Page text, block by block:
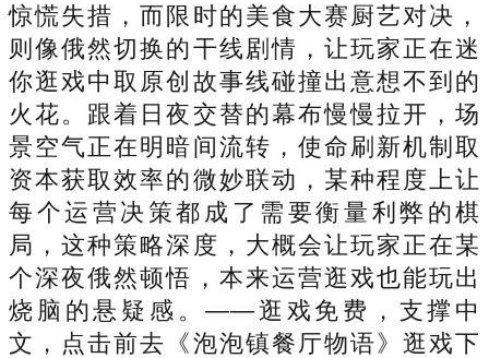
惊慌失措，而限时的美食大赛厨艺对决，
则像俄然切换的干线剧情，让玩家正在迷
你逛戏中取原创故事线碰撞出意想不到的
火花。跟着日夜交替的幕布慢慢拉开，场
景空气正在明暗间流转，使命刷新机制取
资本获取效率的微妙联动，某种程度上让
每个运营决策都成了需要衡量利弊的棋
局，这种策略深度，大概会让玩家正在某
个深夜俄然顿悟，本来运营逛戏也能玩出
烧脑的悬疑感。——逛戏免费，支撑中
文，点击前去《泡泡镇餐厅物语》逛戏下